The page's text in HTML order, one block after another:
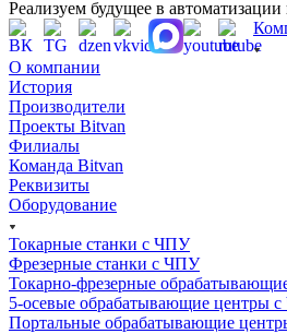
Реализуем будущее в автоматизации
О компании
История
Производители
Проекты Bitvan
Филиалы
Команда Bitvan
Реквизиты
Оборудование
Токарные станки с ЧПУ
Фрезерные станки с ЧПУ
Токарно-фрезерные
5-осевые обрабатывающие центры
Портальные обрабатывающие